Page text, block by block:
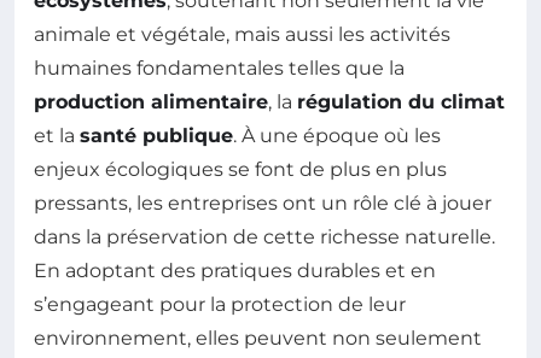
animale et végétale, mais aussi les activités
humaines fondamentales telles que la
production alimentaire, la régulation du climat
et la santé publique. À une époque où les
enjeux écologiques se font de plus en plus
pressants, les entreprises ont un rôle clé à jouer
dans la préservation de cette richesse naturelle.
En adoptant des pratiques durables et en
s’engageant pour la protection de leur
environnement, elles peuvent non seulement